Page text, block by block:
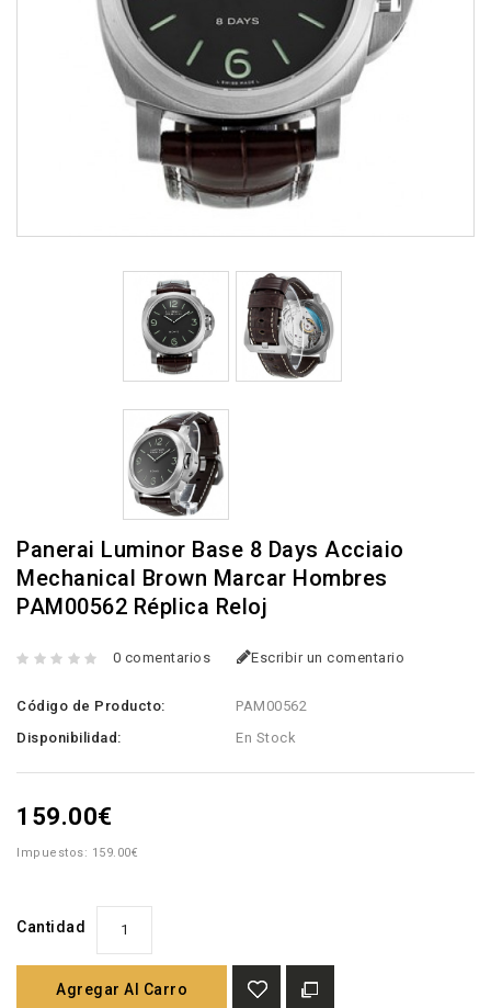
Panerai Luminor Base 8 Days Acciaio
Mechanical Brown Marcar Hombres
PAM00562 Réplica Reloj
0 comentarios Escribir un comentario
Código de Producto:
PAM00562
Disponibilidad:
En Stock
159.00€
Impuestos: 159.00€
Cantidad
Agregar Al Carro